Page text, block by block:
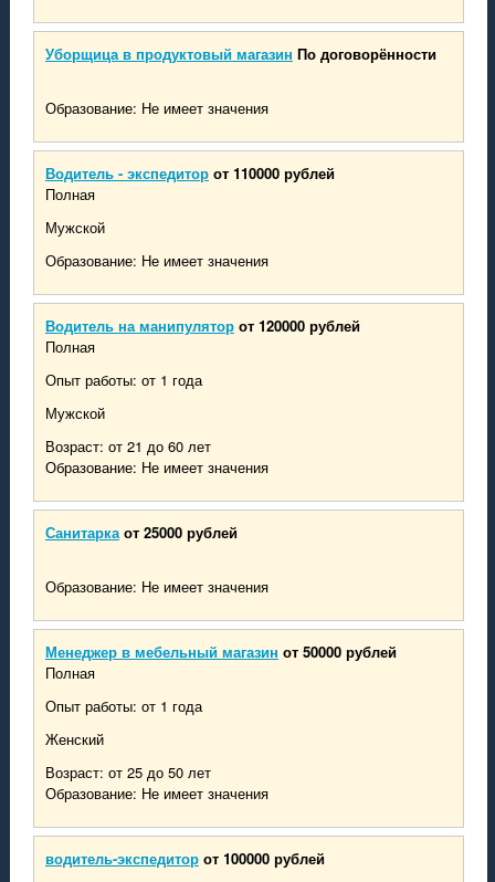
Уборщица в продуктовый магазин По договорённости
Образование: Не имеет значения
Водитель - экспедитор от 110000 рублей
Полная
Мужской
Образование: Не имеет значения
Водитель на манипулятор от 120000 рублей
Полная
Опыт работы: от 1 года
Мужской
Возраст: от 21 до 60 лет
Образование: Не имеет значения
Санитарка от 25000 рублей
Образование: Не имеет значения
Менеджер в мебельный магазин от 50000 рублей
Полная
Опыт работы: от 1 года
Женский
Возраст: от 25 до 50 лет
Образование: Не имеет значения
водитель-экспедитор от 100000 рублей